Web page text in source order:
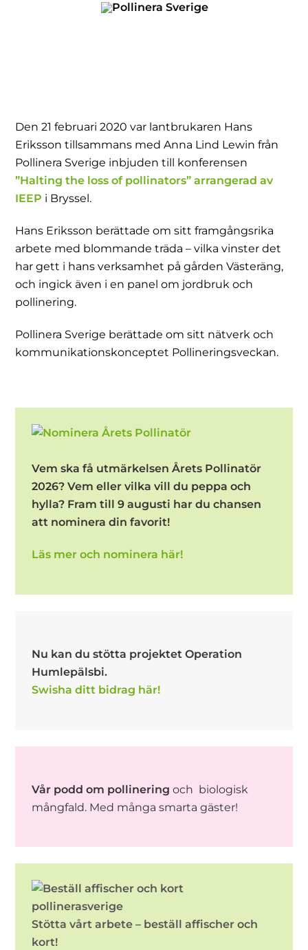
Den 21 februari 2020 var lantbrukaren Hans
Eriksson tillsammans med Anna Lind Lewin från
Pollinera Sverige inbjuden till konferensen
”Halting the loss of pollinators” arrangerad av
IEEP i Bryssel.
Hans Eriksson berättade om sitt framgångsrika
arbete med blommande träda – vilka vinster det
har gett i hans verksamhet på gården Västeräng,
och ingick även i en panel om jordbruk och
pollinering.
Pollinera Sverige berättade om sitt nätverk och
kommunikationskonceptet Pollineringsveckan.
Vem ska få utmärkelsen Årets Pollinatör
2026? Vem eller vilka vill du peppa och
hylla? Fram till 9 augusti har du chansen
att nominera din favorit!
Läs mer och nominera här!
Nu kan du stötta projektet Operation
Humlepälsbi.
Swisha ditt bidrag här!
Vår podd om pollinering och biologisk
mångfald. Med många smarta gäster!
Stötta vårt arbete – beställ affischer och
kort!